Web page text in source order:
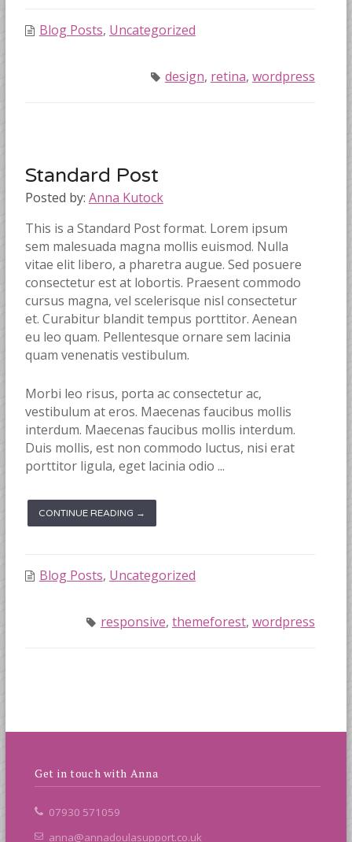
Blog Posts, Uncategorized
design, retina, wordpress
Standard Post
Posted by: Anna Kutock
This is a Standard Post format. Lorem ipsum
sem malesuada magna mollis euismod. Nulla
vitae elit libero, a pharetra augue. Sed posuere
consectetur est at lobortis. Praesent commodo
cursus magna, vel scelerisque nisl consectetur
et. Curabitur blandit tempus porttitor. Aenean
eu leo quam. Pellentesque ornare sem lacinia
quam venenatis vestibulum.
Morbi leo risus, porta ac consectetur ac,
vestibulum at eros. Maecenas faucibus mollis
interdum. Maecenas faucibus mollis interdum.
Duis mollis, est non commodo luctus, nisi erat
porttitor ligula, eget lacinia odio ...
CONTINUE READING →
Blog Posts, Uncategorized
responsive, themeforest, wordpress
Get in touch with Anna
07930 571059
anna@annadoulasupport.co.uk